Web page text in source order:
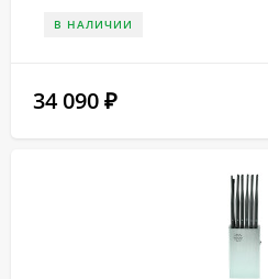
В НАЛИЧИИ
34 090 ₽